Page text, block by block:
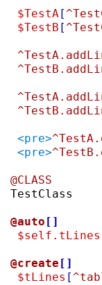
$TestA[
$TestB [
<pre>
<pre>
@CLASS
TestClass
@auto []
$self.tLines
@create []
$tLines [